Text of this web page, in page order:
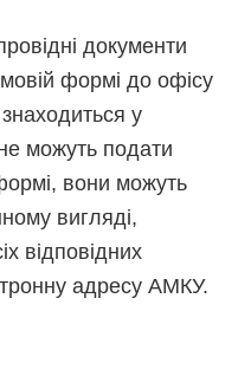
документи
формі до офісу
у
можуть подати
вони можуть
вигляді,
відповідних
адресу АМКУ.